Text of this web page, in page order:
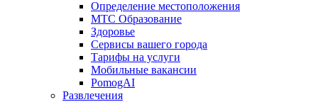
Определение местоположения
МТС Образование
Здоровье
Сервисы вашего города
Тарифы на услуги
Мобильные вакансии
PomogAI
Развлечения